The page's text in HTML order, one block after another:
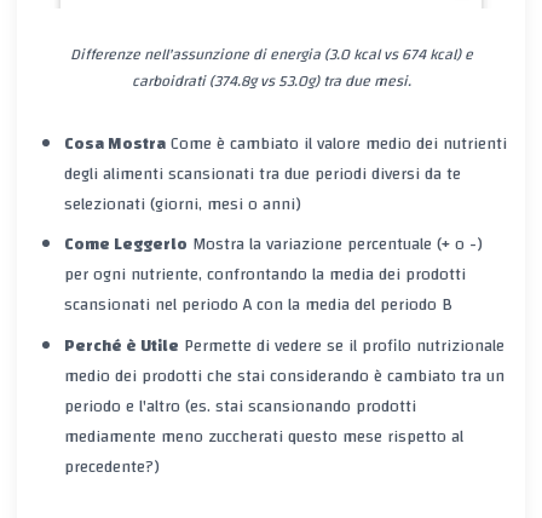
Differenze nell'assunzione di energia (3.0 kcal vs 674 kcal) e
carboidrati (374.8g vs 53.0g) tra due mesi.
Cosa MostraCome è cambiato il valore medio dei nutrienti
deglialimenti scansionatitra due periodi diversi da te
selezionati (giorni, mesi o anni)
Come Leggerlo Mostra la variazione percentuale (+ o -)
per ogni nutriente, confrontando la media dei prodotti
scansionati nel periodo A con la media del periodo B
Perché è Utile Permette di vedere se il profilo nutrizionale
medio dei prodotti che stai considerando è cambiato tra un
periodo e l'altro (es. stai scansionando prodotti
mediamente meno zuccherati questo mese rispetto al
precedente?)